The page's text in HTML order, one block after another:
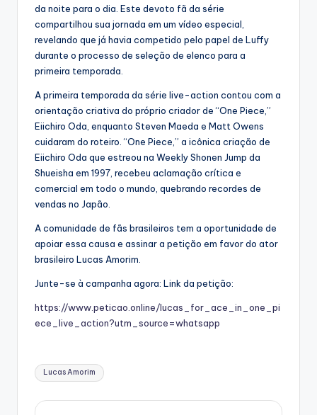
da noite para o dia. Este devoto fã da série
compartilhou sua jornada em um vídeo especial,
revelando que já havia competido pelo papel de Luffy
durante o processo de seleção de elenco para a
primeira temporada.
A primeira temporada da série live-action contou com a
orientação criativa do próprio criador de “One Piece,”
Eiichiro Oda, enquanto Steven Maeda e Matt Owens
cuidaram do roteiro. “One Piece,” a icônica criação de
Eiichiro Oda que estreou na Weekly Shonen Jump da
Shueisha em 1997, recebeu aclamação crítica e
comercial em todo o mundo, quebrando recordes de
vendas no Japão.
A comunidade de fãs brasileiros tem a oportunidade de
apoiar essa causa e assinar a petição em favor do ator
brasileiro Lucas Amorim.
Junte-se à campanha agora: Link da petição:
https://www.peticao.online/lucas_for_ace_in_one_pi
ece_live_action?utm_source=whatsapp
Tags:
Lucas Amorim